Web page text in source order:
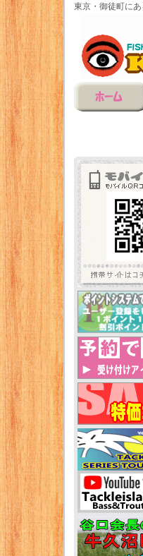
東京・御徒町に